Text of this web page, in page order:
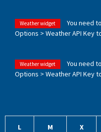
Weather widget
You need
Options > Weather API Key
Weather widget
You need
Options > Weather API Key
L M X